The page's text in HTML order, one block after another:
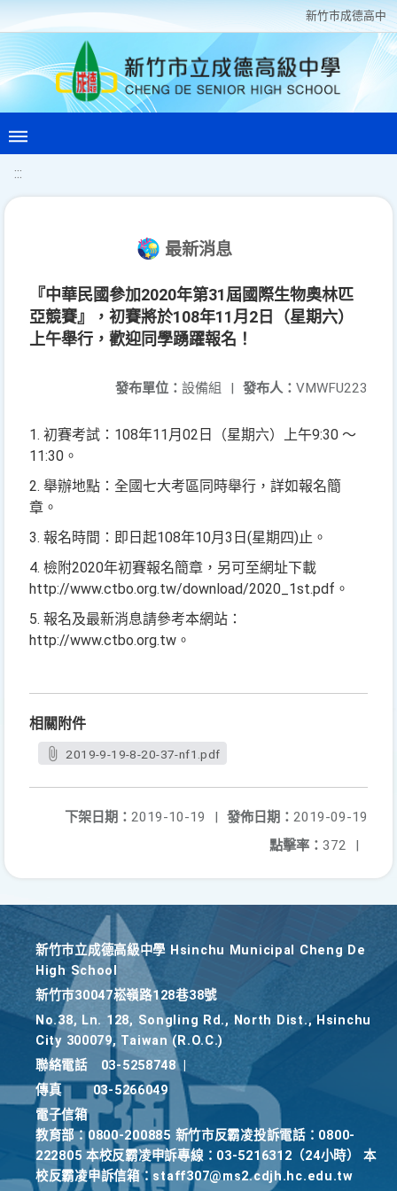
新竹巿成德高中
:::
最新消息
『中華民國參加2020年第31屆國際生物奧林匹
亞競賽』，初賽將於108年11月2日（星期六）
上午舉行，歡迎同學踴躍報名！
發布人： VMWFU223
發布單位： 設備組 |
1. 初賽考試：108年11月02日（星期六）上午9:30 ～
11:30。
2. 舉辦地點：全國七大考區同時舉行，詳如報名簡
章。
3. 報名時間：即日起108年10月3日(星期四)止。
4. 檢附2020年初賽報名簡章，另可至網址下載
http://www.ctbo.org.tw/download/2020_1st.pdf。
5. 報名及最新消息請參考本網站：
http://www.ctbo.org.tw。
相關附件
2019-9-19-8-20-37-nf1.pdf
發佈日期： 2019-09-19
下架日期： 2019-10-19
|
點擊率： 372 |
新竹巿立成德高級中學 Hsinchu Municipal Cheng De
High School
新竹巿30047崧嶺路128巷38號
No.38, Ln. 128, Songling Rd., North Dist., Hsinchu
City 300079, Taiwan (R.O.C.)
聯絡電話
03-5258748
傳真
03-5266049
電子信箱
教育部：0800-200885 新竹市反霸凌投訴電話：0800-
222805 本校反霸凌申訴專線：03-5216312（24小時） 本
校反霸凌申訴信箱：staff307@ms2.cdjh.hc.edu.tw